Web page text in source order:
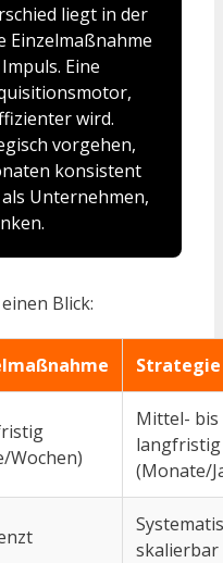
liegt in der
Einzelmaßnahme
Eine
wird.
vorgehen,
konsistent
Unternehmen,
Blick:
Strategie
Wochen)
Mittel- bis
langfristig
(Monate/
skalierbar